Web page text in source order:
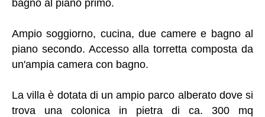
bagno al piano primo.
Ampio soggiorno, cucina, due camere e bagno al
piano secondo. Accesso alla torretta composta da
un'ampia camera con bagno.
La villa è dotata di un ampio parco alberato dove si
trova una colonica in pietra di ca. 300 mq